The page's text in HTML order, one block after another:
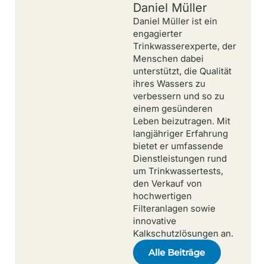
Daniel Müller
Daniel Müller ist ein
engagierter
Trinkwasserexperte, der
Menschen dabei
unterstützt, die Qualität
ihres Wassers zu
verbessern und so zu
einem gesünderen
Leben beizutragen. Mit
langjähriger Erfahrung
bietet er umfassende
Dienstleistungen rund
um Trinkwassertests,
den Verkauf von
hochwertigen
Filteranlagen sowie
innovative
Kalkschutzlösungen an.
Alle Beiträge